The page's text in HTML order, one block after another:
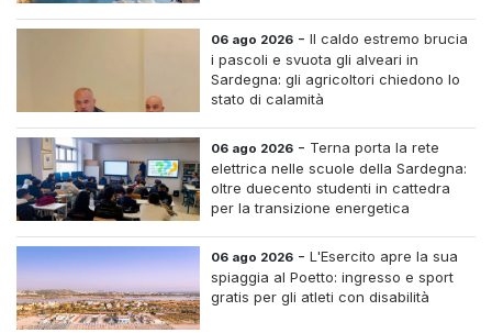
06 ago 2026 -Il caldo estremo brucia
i pascoli e svuota gli alveari in
Sardegna: gli agricoltori chiedono lo
stato di calamità
06 ago 2026 - Terna porta la rete
elettrica nelle scuole della Sardegna:
oltre duecento studenti in cattedra
per la transizione energetica
06 ago 2026 -L'Esercito apre la sua
spiaggia al Poetto: ingresso e sport
gratis per gli atleti con disabilità